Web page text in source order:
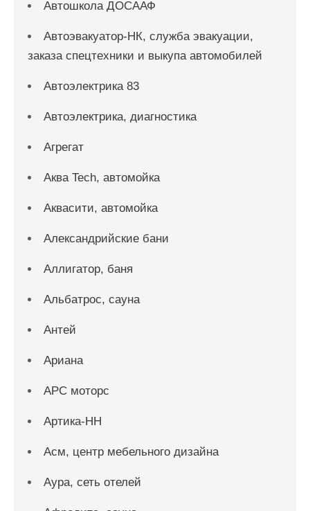
Автошкола ДОСААФ
Автоэвакуатор-НК, служба эвакуации,
заказа спецтехники и выкупа автомобилей
Автоэлектрика 83
Автоэлектрика, диагностика
Агрегат
Аква Tech, автомойка
Аквасити, автомойка
Александрийские бани
Аллигатор, баня
Альбатрос, сауна
Антей
Ариана
АРС моторс
Артика-НН
Асм, центр мебельного дизайна
Аура, сеть отелей